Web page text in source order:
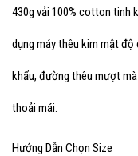
430g vải 100% cotton tinh
dụng máy thêu kim mật độ
khẩu, đường thêu mượt
thoải mái.
Hướng Dẫn Chọn Size